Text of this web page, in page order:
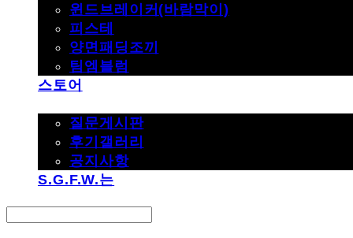
윈드브레이커(바람막이)
피스테
양면패딩조끼
팀엠블럼
스토어
질문게시판
후기갤러리
공지사항
S.G.F.W.는